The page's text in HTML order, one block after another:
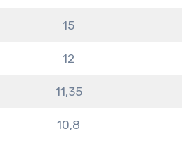
15
12
11,35
10,8